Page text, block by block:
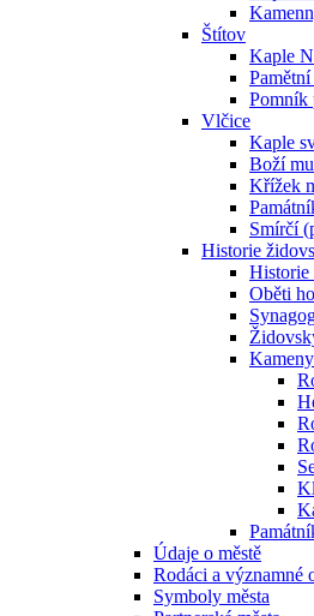
Štítov
Kaple
Pomník
Vlčice
Kaple
Boží
Křížek
Smírčí
Historie
Historie
Oběti
Údaje o městě
Rodáci a významné
Symboly města